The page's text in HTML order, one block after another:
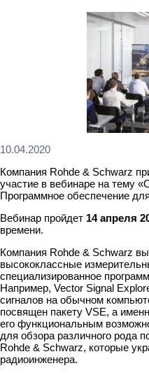
10.04.2020
Компания Rohde & Schwarz
участие в вебинаре на тему
Программное обеспечение
Вебинар пройдет 14 апреля
времени.
Компания Rohde & Schwarz
высококлассные
специализированное
Например, Vector Signal
сигналов на обычном
посвящен пакету VSE, а
его функциональным
для обзора различного рода
Rohde & Schwarz, которые
радиоинженера.